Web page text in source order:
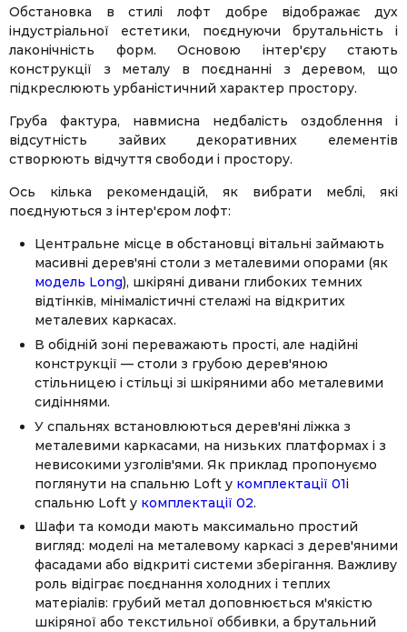
Обстановка в стилі лофт добре відображає дух
індустріальної естетики, поєднуючи брутальність і
лаконічність форм. Основою інтер'єру стають
конструкції з металу в поєднанні з деревом, що
підкреслюють урбаністичний характер простору.
Груба фактура, навмисна недбалість оздоблення і
відсутність зайвих декоративних елементів
створюють відчуття свободи і простору.
Ось кілька рекомендацій, як вибрати меблі, які
поєднуються з інтер'єром лофт:
Центральне місце в обстановці вітальні займають
масивні дерев'яні столи з металевими опорами (як
модель Long), шкіряні дивани глибоких темних
відтінків, мінімалістичні стелажі на відкритих
металевих каркасах.
В обідній зоні переважають прості, але надійні
конструкції — столи з грубою дерев'яною
стільницею і стільці зі шкіряними або металевими
сидіннями.
У спальнях встановлюються дерев'яні ліжка з
металевими каркасами, на низьких платформах і з
невисокими узголів'ями. Як приклад пропонуємо
поглянути на спальню Loft у комплектації 01і
спальню Loft у комплектації 02.
Шафи та комоди мають максимально простий
вигляд: моделі на металевому каркасі з дерев'яними
фасадами або відкриті системи зберігання. Важливу
роль відіграє поєднання холодних і теплих
матеріалів: грубий метал доповнюється м'якістю
шкіряної або текстильної оббивки, а брутальний